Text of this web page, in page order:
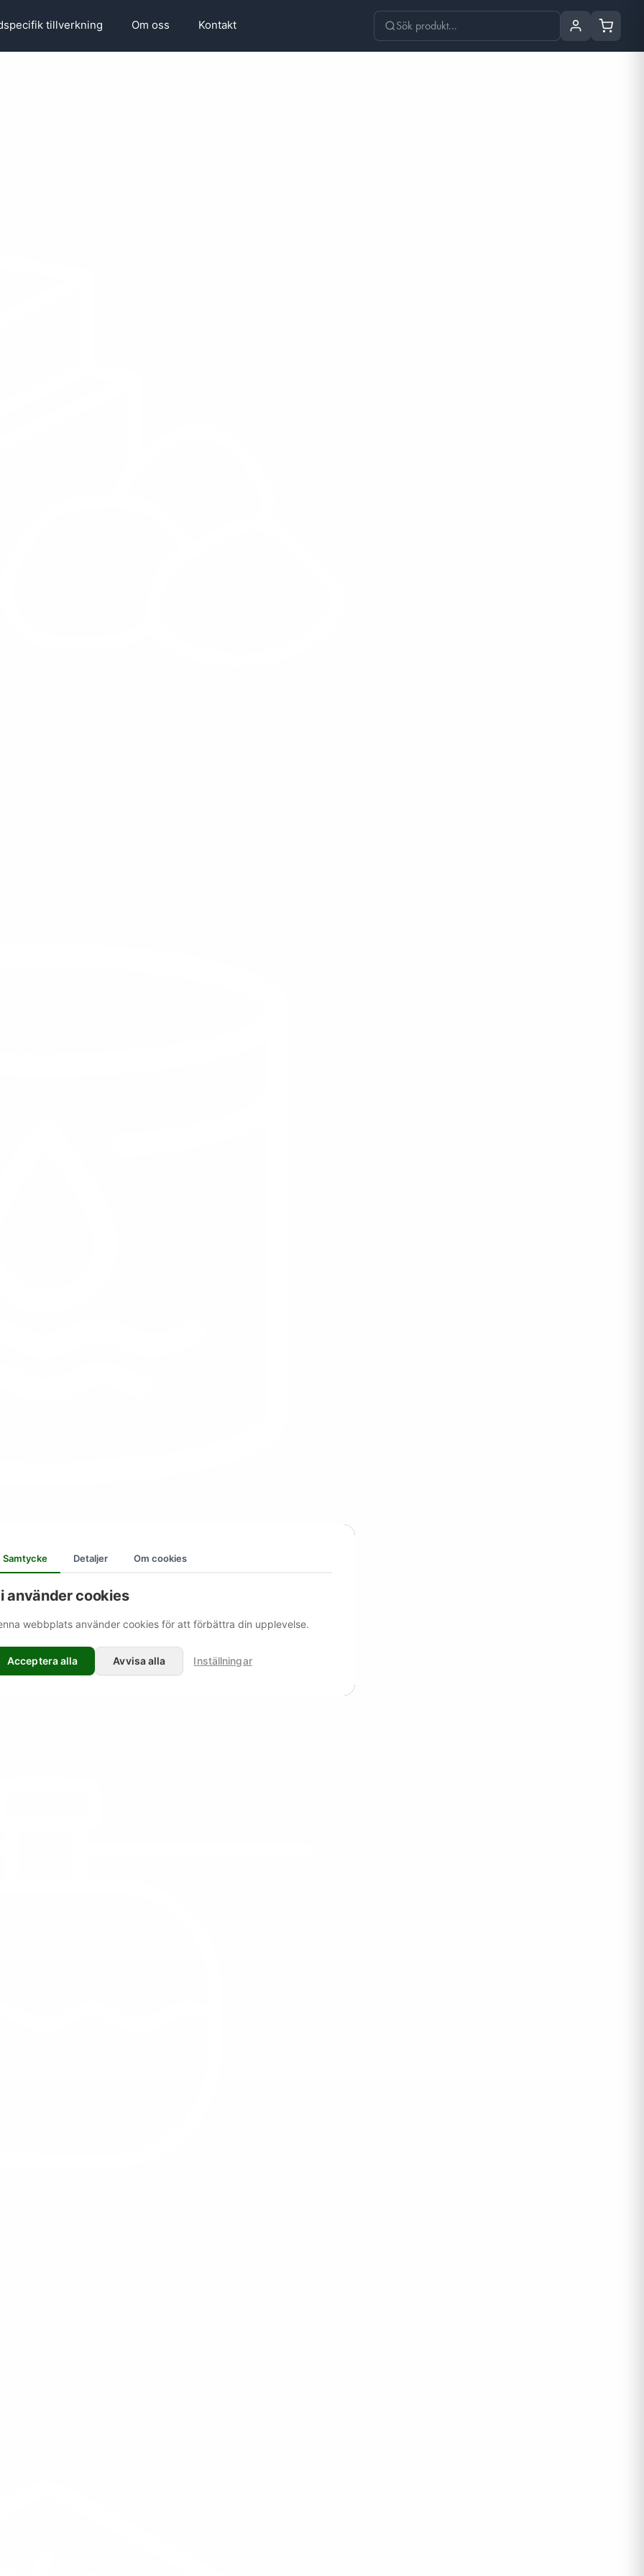
Samtycke Detaljer Om cookies
använder cookies
webbplats använder cookies för att förbättra din upplevelse.
Acceptera alla Avvisa alla Inställningar
tillverkning Om oss Kontakt